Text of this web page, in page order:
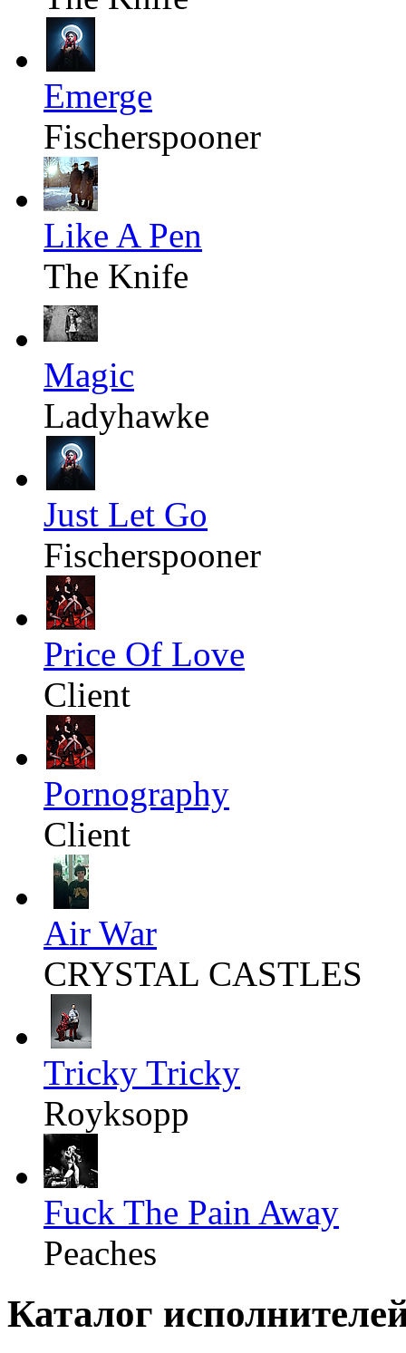
Emerge
Fischerspooner
Like A Pen
The Knife
Magic
Ladyhawke
Just Let Go
Fischerspooner
Price Of Love
Client
Pornography
Client
Air War
CRYSTAL CASTLES
Tricky Tricky
Royksopp
Fuck The Pain Away
Peaches
Каталог